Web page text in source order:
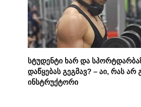
სტუდენტი ხარ და
დაწყებას გეგმავ? – აი, რას არ
ინსტრუქტორი